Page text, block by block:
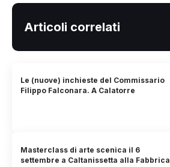
Articoli correlati
Le (nuove) inchieste del Commissario
Filippo Falconara. A Calatorre
Masterclass di arte scenica il 6
settembre a Caltanissetta alla Fabbrica